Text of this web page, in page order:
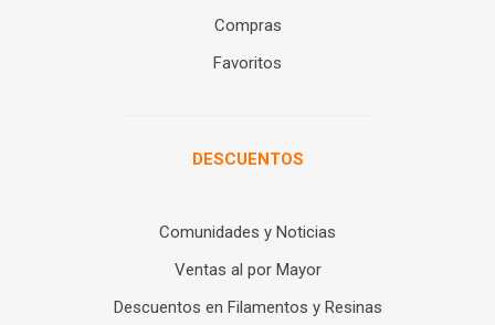
Compras
Favoritos
DESCUENTOS
Comunidades y Noticias
Ventas al por Mayor
Descuentos en Filamentos y Resinas